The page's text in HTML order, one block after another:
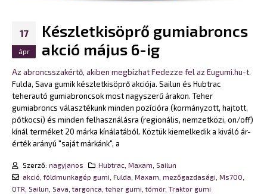
17
ápr
Készletkisöprő gumiabroncs
akció május 6-ig
Az abroncsszakértő, akiben megbízhat Fedezze fel az Eugumi.hu-t.
Fulda, Sava gumik készletkisöprő akciója. Sailun és Hubtrac
teherautó gumiabroncsok most nagyszerű árakon. Teher
gumiabroncs választékunk minden pozícióra (kormányzott, hajtott,
pótkocsi) és minden felhasználásra (regionális, nemzetközi, on/off)
kínál terméket 20 márka kínálatából. Köztük kiemelkedik a kiváló ár-
érték arányú "saját márkánk", a
Szerző: nagyjanos Hubtrac ,Maxam Sailun
akció ,földmunkagép gumi Fulda Maxam mezőgazdasági Ms700
OTR Sailun Sava ,targonca ,teher gumi ,tömör, Traktor gumi